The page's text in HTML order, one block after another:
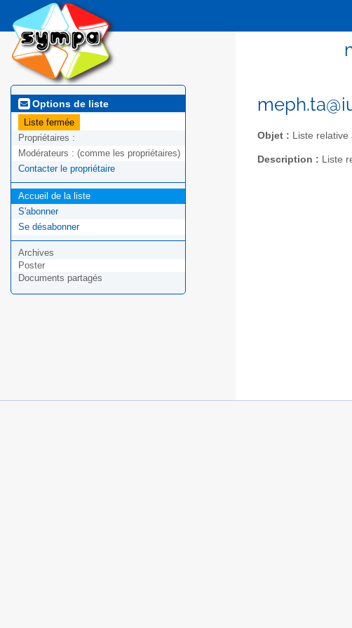
Options de liste
Liste fermée
Propriétaires :
Modérateurs : (comme les propriétaires)
Contacter le propriétaire
Accueil de la liste
S'abonner
Se désabonner
Archives
Poster
Documents partagés
Objet : Liste relative
Description : Liste